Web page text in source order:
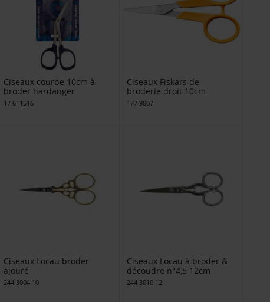
Ciseaux courbe 10cm à
broder hardanger
17 611516
Ciseaux Fiskars de
broderie droit 10cm
177 9807
Ciseaux Locau broder
ajouré
244 3004 10
Ciseaux Locau à broder &
découdre n°4,5 12cm
244 3010 12